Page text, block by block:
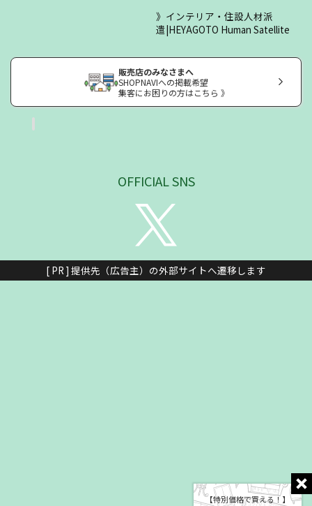
【特別価格で買える！】
インテリア・住設人材派
遣|HEYAGOTO Human Satellite
販売店のみなさまへ
SHOPNAVIへの掲載希望
集客にお困りの方はこちら 》
OFFICIAL SNS
[ PR ] 提供先（広告主）の外部サイトへ遷移します